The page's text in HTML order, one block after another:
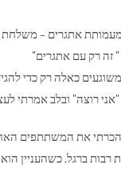
מעמותת אתגרים –
זה רק עם אתגרים"
כאלה רק כדי
רוצה" ובלב אמרתי
את המשתתפים
ברגל, כשהעניין